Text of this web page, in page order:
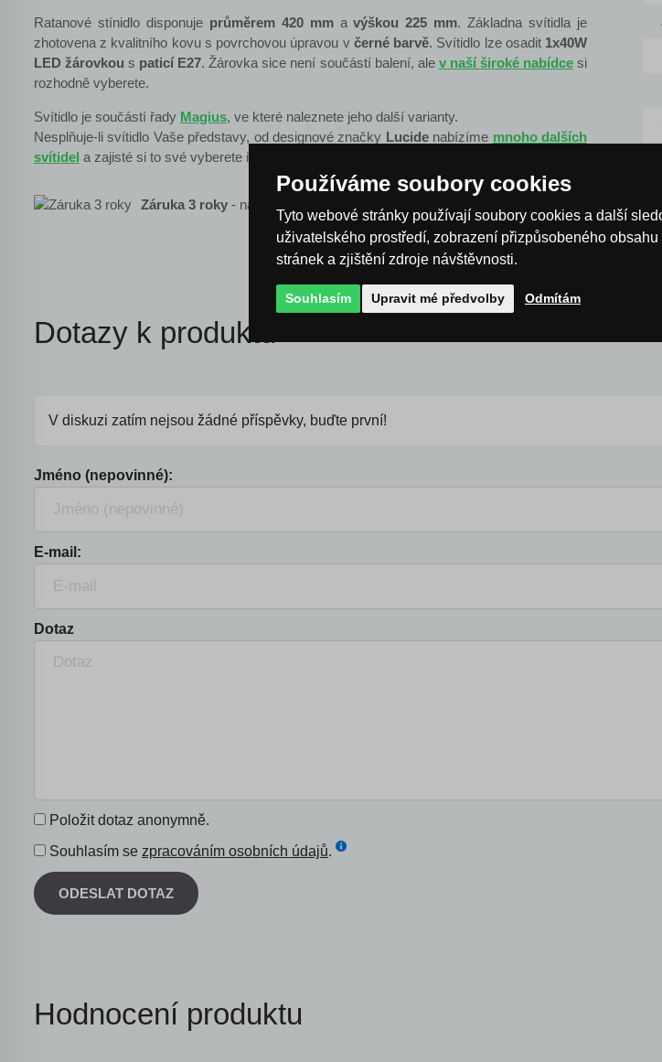
Ratanové stínidlo disponuje průměrem 420 mmavýškou 225 mm. Základna svítidla je
zhotovena z kvalitního kovu s povrchovou úpravou v černé barvě. Svítidlo lze osadit1x40W
LED žárovkous paticí E27. Žárovka sice není součástí balení, ale v naší široké nabídcesi
rozhodně vyberete.
Svítidlo je součástí řady Magius, ve které naleznete jeho další varianty.
Nesplňuje-li svítidlo Vaše představy, od designové značky Lucidenabízíme mnoho dalších
svítidel a zajisté si to své vyberete i Vy.
Záruka 3 roky - na osvětlení je poskytnuta záruka 3 roky
Dotazy k produktu
V diskuzi zatím nejsou žádné příspěvky, buďte první!
Jméno (nepovinné):
E-mail:
Dotaz
Položit dotaz anonymně.
Souhlasím se zpracováním osobních údajů.
ODESLAT DOTAZ
Hodnocení produktu
Používáme soubory cookies
Tyto webové stránky používají soubory cookies a další
uživatelského prostředí, zobrazení přizpůsobeného
stránek a zjištění zdroje návštěvnosti.
Souhlasím Upravit mé předvolby Odmítám